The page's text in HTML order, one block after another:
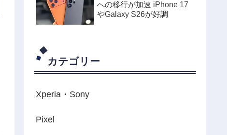
への移行が加速 iPhone 17
やGalaxy S26が好調
カテゴリー
Xperia・Sony
Pixel